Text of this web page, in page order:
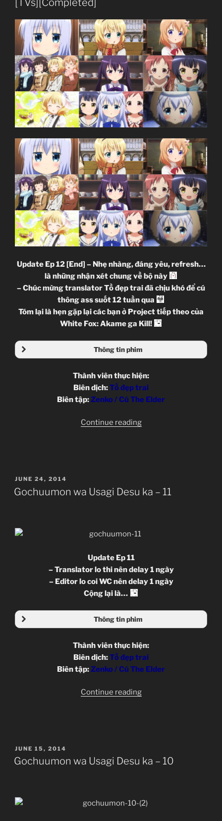
[TVs][Completed]
Update Ep 12 [End] – Nhẹ nhàng, đáng yêu, refresh…
là những nhận xét chung về bộ này
– Chúc mừng translator Tồ đẹp trai đã chịu khó để cú
thông ass suốt 12 tuần qua
Tóm lại là hẹn gặp lại các bạn ở Project tiếp theo của
White Fox: Akame ga Kill!
Thông tin phim
Thành viên thực hiện:
Biên dịch:Tồ đẹp trai
Biên tập:Zenko / Cú The Elder
Continue reading“Gochuumon
Eps]
POSTED
ON
JUNE 24, 2014
Gochuumon wa Usagi Desu ka – 11
Update Ep 11
– Translator lo thi nên delay 1 ngày
– Editor lo coi WC nên delay 1 ngày
Cộng lại là…
Thông tin phim
Thành viên thực hiện:
Biên dịch:Tồ đẹp trai
Biên tập:Zenko / Cú The Elder
Continue reading“Gochuumon
11”
POSTED
ON
JUNE 15, 2014
Gochuumon wa Usagi Desu ka – 10